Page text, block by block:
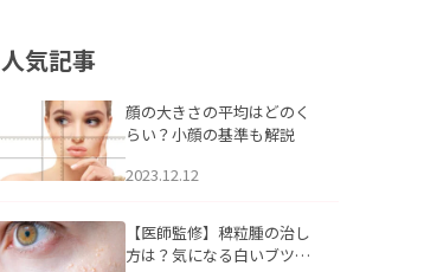
人気記事
顔の大きさの平均はどのく
らい？小顔の基準も解説
2023.12.12
【医師監修】稗粒腫の治し
方は？気になる白いブツブ